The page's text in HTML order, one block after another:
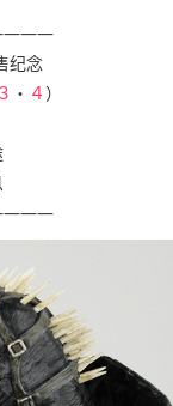
纪念
３ ・ ４ ）